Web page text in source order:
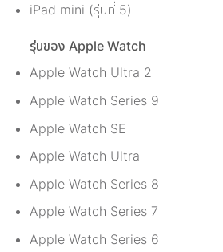
iPad mini (รุ่นที่ 5)
รุ่นของ Apple Watch
Apple Watch Ultra 2
Apple Watch Series 9
Apple Watch SE
Apple Watch Ultra
Apple Watch Series 8
Apple Watch Series 7
Apple Watch Series 6